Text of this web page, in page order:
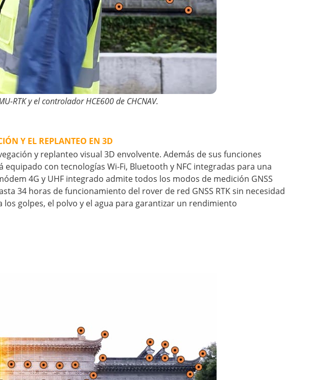
RTK y el controlador HCE600 de CHCNAV.
Y EL REPLANTEO EN 3D
y replanteo visual 3D envolvente. Además de sus funciones
con tecnologías Wi-Fi, Bluetooth y NFC integradas para una
4G y UHF integrado admite todos los modos de medición GNSS
34 horas de funcionamiento del rover de red GNSS RTK sin necesidad
golpes, el polvo y el agua para garantizar un rendimiento